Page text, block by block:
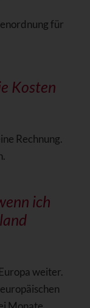
für
Kosten
Rechnung.
ich
weiter.